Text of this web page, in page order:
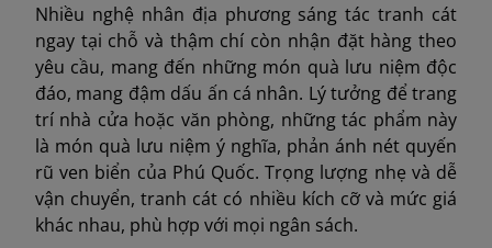
Nhiều nghệ nhân địa phương sáng tác tranh cát
ngay tại chỗ và thậm chí còn nhận đặt hàng theo
yêu cầu, mang đến những món quà lưu niệm độc
đáo, mang đậm dấu ấn cá nhân. Lý tưởng để trang
trí nhà cửa hoặc văn phòng, những tác phẩm này
là món quà lưu niệm ý nghĩa, phản ánh nét quyến
rũ ven biển của Phú Quốc. Trọng lượng nhẹ và dễ
vận chuyển, tranh cát có nhiều kích cỡ và mức giá
khác nhau, phù hợp với mọi ngân sách.